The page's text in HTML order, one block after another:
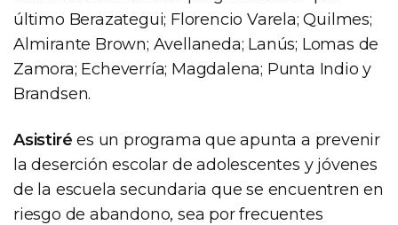
último Berazategui; Florencio Varela; Quilmes;
Almirante Brown; Avellaneda; Lanús; Lomas de
Zamora; Echeverría; Magdalena; Punta Indio y
Brandsen.
Asistiré es un programa que apunta a prevenir
la deserción escolar de adolescentes y jóvenes
de la escuela secundaria que se encuentren en
riesgo de abandono, sea por frecuentes